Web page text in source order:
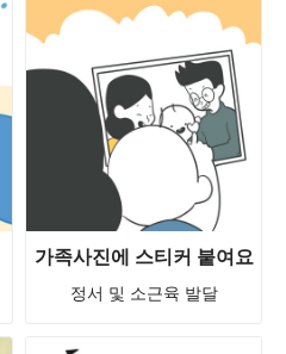
가족사진에 스티커 붙여요
정서 및 소근육 발달